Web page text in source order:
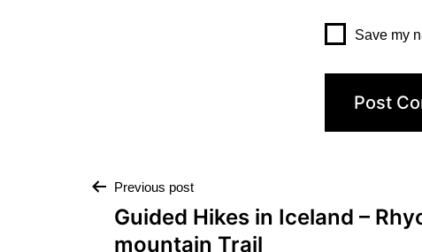
Save my
Previous post
Guided Hikes in Iceland –
mountain Trail